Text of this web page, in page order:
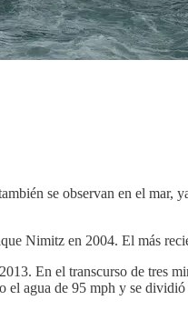
se observan en el
Nimitz en 2004. El más
En el transcurso de tres
agua de 95 mph y se